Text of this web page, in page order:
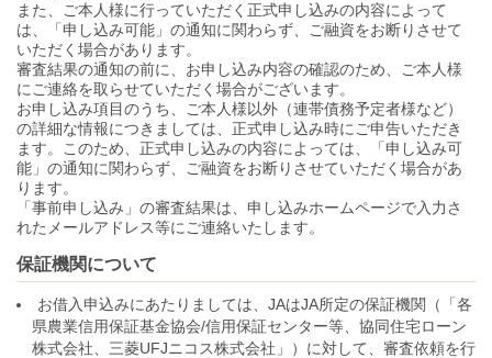
また、ご本人様に行っていただく正式申し込みの内容によって
は、「申し込み可能」の通知に関わらず、ご融資をお断りさせて
いただく場合があります。
審査結果の通知の前に、お申し込み内容の確認のため、ご本人様
にご連絡を取らせていただく場合がございます。
お申し込み項目のうち、ご本人様以外（連帯債務予定者様など）
の詳細な情報につきましては、正式申し込み時にご申告いただき
ます。このため、正式申し込みの内容によっては、「申し込み可
能」の通知に関わらず、ご融資をお断りさせていただく場合があ
ります。
「事前申し込み」の審査結果は、申し込みホームページで入力さ
れたメールアドレス等にご連絡いたします。
保証機関について
お借入申込みにあたりましては、JAはJA所定の保証機関（「各
県農業信用保証基金協会/信用保証センター等、協同住宅ローン
株式会社、三菱UFJニコス株式会社」）に対して、審査依頼を行